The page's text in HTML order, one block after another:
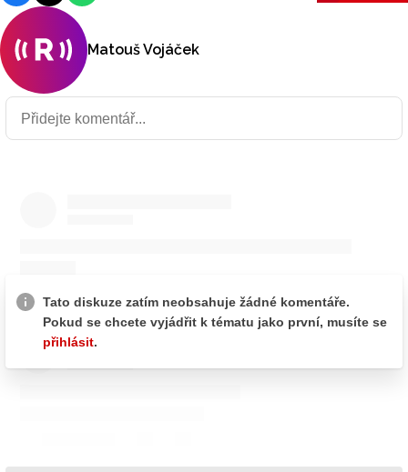
Matouš Vojáček